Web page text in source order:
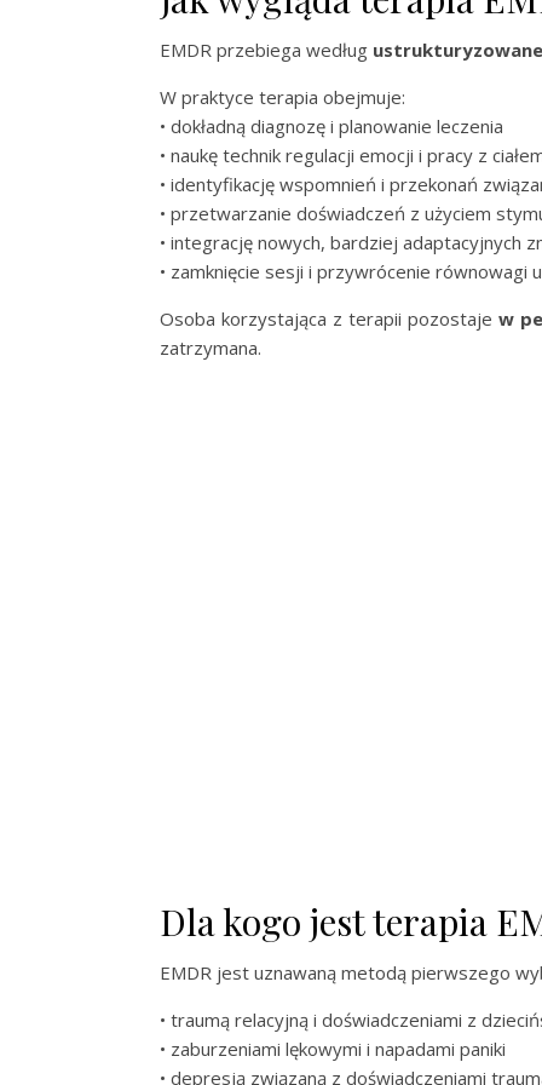
EMDR przebiega według
W praktyce terapia obejmuje:
• dokładną diagnozę i planowanie leczenia
• naukę technik regulacji emocji i pracy z
• identyfikację wspomnień i przekonań
• przetwarzanie doświadczeń z użyciem
• integrację nowych, bardziej adaptacyjnych
• zamknięcie sesji i przywrócenie równowagi
Osoba korzystająca z terapii pozostajew
zatrzymana.
Dla kogo jest terapia
EMDR jest uznawaną metodą pierwszego
• traumą relacyjną i doświadczeniami z
• zaburzeniami lękowymi i napadami paniki
• depresją związaną z doświadczeniami